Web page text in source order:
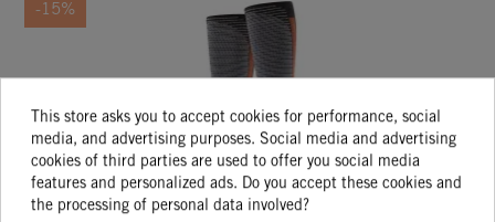
-15%
This store asks you to accept cookies for performance, social
media, and advertising purposes. Social media and advertising
cookies of third parties are used to offer you social media
features and personalized ads. Do you accept these cookies and
the processing of personal data involved?